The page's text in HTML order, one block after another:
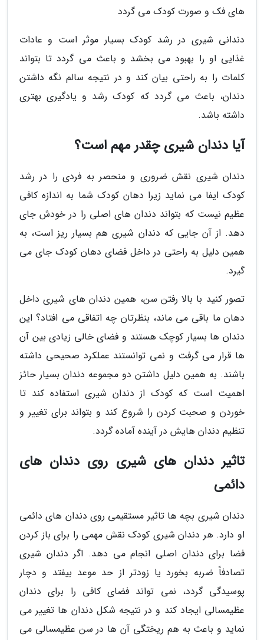
های فک و صورت کودک می گردد
دندانی شیری در رشد کودک بسیار موثر است و عادات
غذایی او را بهبود می بخشد و باعث می گردد تا بتواند
کلمات را به راحتی بیان کند و در نتیجه سالم نگه داشتن
دندان، باعث می گردد که کودک رشد و یادگیری بهتری
داشته باشد.
آیا دندان شیری چقدر مهم است؟
دندان شیری نقش ضروری و منحصر به فردی را در رشد
کودک ایفا می نماید زیرا دهان کودک شما به اندازه کافی
عظیم نیست که بتواند دندان های اصلی را در خودش جای
دهد. از آن جایی که دندان شیری هم بسیار ریز است، به
همین دلیل به راحتی در داخل فضای دهان کودک جای می
گیرد.
تصور کنید با بالا رفتن سن، همین دندان های شیری داخل
دهان ما باقی می ماند، بنظرتان چه اتفاقی می افتاد؟ این
دندان ها بسیار کوچک هستند و فضای خالی زیادی بین آن
ها قرار می گرفت و نمی توانستند عملکرد صحیحی داشته
باشند. به همین دلیل داشتن دو مجموعه دندان بسیار حائز
اهمیت است که کودک از دندان شیری استفاده کند تا
خوردن و صحبت کردن را شروع کند و بتواند برای تغییر و
تنظیم دندان هایش در آینده آماده گردد.
تاثیر دندان های شیری روی دندان های
دائمی
دندان شیری بچه ها تاثیر مستقیمی روی دندان های دائمی
او دارد. هر دندان شیری کودک نقش مهمی را برای باز کردن
فضا برای دندان اصلی انجام می دهد. اگر دندان شیری
تصادفاً ضربه بخورد یا زودتر از حد موعد بیفتد و دچار
پوسیدگی گردد، نمی تواند فضای کافی را برای دندان
عظیمسالی ایجاد کند و در نتیجه شکل دندان ها تغییر می
نماید و باعث به هم ریختگی آن ها در سن عظیمسالی می